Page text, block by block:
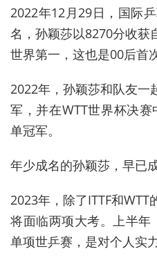
2022年12月29日，国际
名，孙颖莎以8270分收获
世界第一，这也是00后首
2022年，孙颖莎和队友一
军，并在WTT世界杯决
单冠军。
年少成名的孙颖莎，早已
2023年，除了ITTF和
将面临两项大考。上半
单项世乒赛，是对个人实